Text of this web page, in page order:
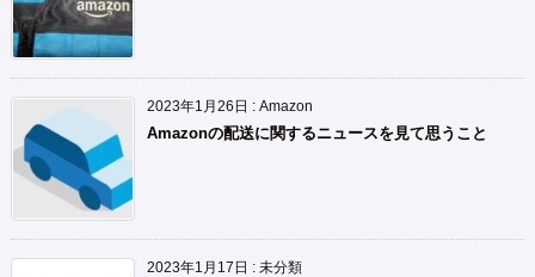
2023年1月26日 : Amazon
Amazonの配送に関するニュースを見て思うこと
2023年1月17日 : 未分類